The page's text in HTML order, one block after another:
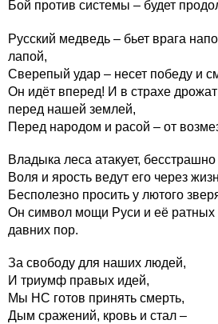
Бой против системы – будет
Русский медведь – бьет врага
лапой,
Сверепый удар – несет победу и
Он идёт вперед! И в страхе
перед нашей землей,
Перед народом и расой – от
Владыка леса атакует,
Воля и ярость ведут его через
Бесполезно просить у лютого
Он символ мощи Руси и её ратных
давних пор.
За свободу для наших людей,
И триумф правых идей,
Мы НС готов принять смерть,
Дым сражений, кровь и стал –